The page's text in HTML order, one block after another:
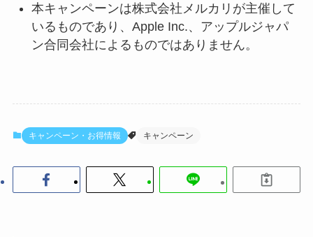
本キャンペーンは株式会社メルカリが主催して
いるものであり、Apple Inc.、アップルジャパ
ン合同会社によるものではありません。
キャンペーン・お得情報 キャンペーン